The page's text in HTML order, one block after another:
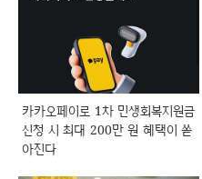
카카오페이로 1차 민생회복지원금
신청 시 최대 200만 원 혜택이 쏟
아진다